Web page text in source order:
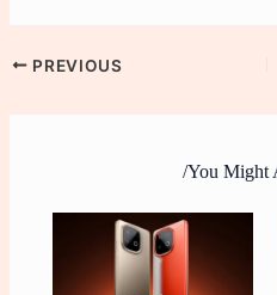
PREVIOUS
/You Might